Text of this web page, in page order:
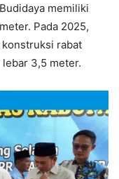
memiliki
Pada 2025,
konstruksi rabat
3,5 meter.